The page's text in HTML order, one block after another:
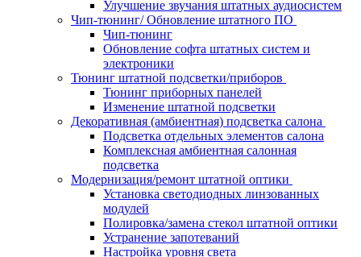
Улучшение звучания штатных аудиосистем
Чип-тюнинг/ Обновление штатного ПО
Чип-тюнинг
Обновление софта штатных систем и
электроники
Тюнинг штатной подсветки/приборов
Тюнинг приборных панелей
Изменение штатной подсветки
Декоративная (амбиентная) подсветка салона
Подсветка отдельных элементов салона
Комплексная амбиентная салонная
подсветка
Модернизация/ремонт штатной оптики
Установка светодиодных линзованных
модулей
Полировка/замена стекол штатной оптики
Устранение запотеваний
Настройка уровня света